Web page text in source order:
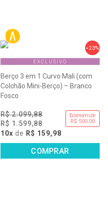
23%
EXCLUSIVO
Berço 3 em 1 Curvo Mali (com
Colchão Mini-Berço) – Branco
Fosco
R$ 2.099,88
R$ 1.599,88
Economize
R$ 500,00
10x de R$ 159,98
COMPRAR